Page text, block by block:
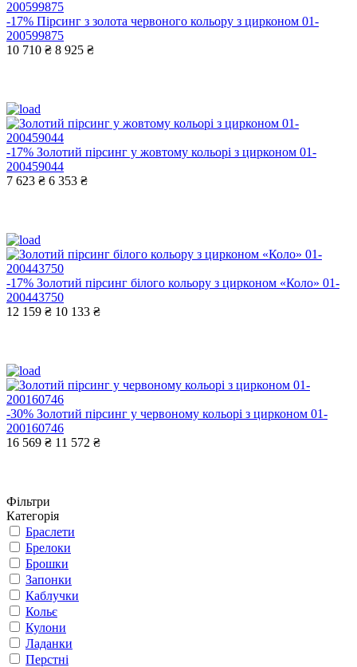
-17% Пірсинг з золота червоного кольору з цирконом 01-
200599875
10 710 ₴ 8 925 ₴
-17% Золотий пірсинг у жовтому кольорі з цирконом 01-
200459044
7 623 ₴ 6 353 ₴
-17% Золотий пірсинг білого кольору з цирконом «Коло» 01-
200443750
12 159 ₴ 10 133 ₴
-30% Золотий пірсинг у червоному кольорі з цирконом 01-
200160746
16 569 ₴ 11 572 ₴
Фільтри
Категорія
Браслети
Брелоки
Брошки
Запонки
Каблучки
Кольє
Кулони
Ладанки
Перстні